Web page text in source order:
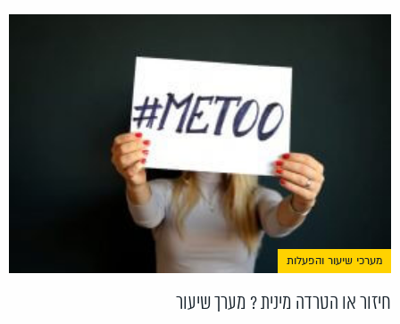
מערכי שיעור והפעלות
חיזור או הטרדה מינית ? מערך שיעור